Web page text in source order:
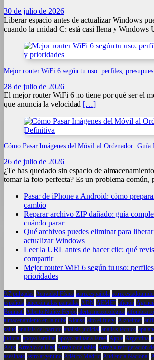
30 de julio de 2026
Liberar espacio antes de actualizar Windows
cuando la unidad C: está casi llena y Windows
Mejor router WiFi 6 según tu uso: perfiles,
28 de julio de 2026
El mejor router WiFi 6 no tiene por qué ser el
que anuncia la velocidad […]
Cómo Pasar Imágenes del Móvil al Ordenador:
26 de julio de 2026
¿Te has quedado sin espacio de
tomar la foto perfecta? Es un problema común,
Pasar de iPhone a Android: cómo
cambio
Reparar archivo ZIP dañado: guía
cuándo parar
Qué archivos puedes eliminar para liberar
actualizar Windows
Leer la URL antes de hacer clic: qué
compartir
Mejor router WiFi 6 según tu uso:
prioridades
9.7 pulgadas Actividad Física actriz española actriz
española adicción a las pantallas ADN AEMET afición
Bonmatí Alberto Núñez Feijóo alerta meteorológica alfombra
almacenamiento en la nube Alonso alto el fuego Alzheimer
salud análisis del partido análisis judicial análisis técnico
judicial apoyo familiar apoyo militar a Israel Apple Argentina
Asus Arreglo de iPad Arreglo de tablet Arreglo refrigeración
asesinato astro argentino Atlético Madrid Audiencia Nacional